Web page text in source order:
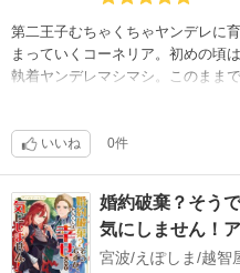
第二王子むちゃくちゃヤンデレに
まっていくコーネリア。初めの頃
執着ヤンデレマシマシ。このまま
いいね 0件
婚約破棄？そう
気にしません！